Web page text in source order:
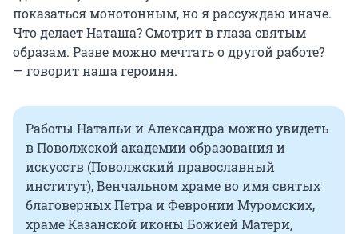
показаться монотонным, но я рассуждаю иначе.
Что делает Наташа? Смотрит в глаза святым
образам. Разве можно мечтать о другой работе?
— говорит наша героиня.
Работы Натальи и Александра можно увидеть
в Поволжской академии образования и
искусств (Поволжский православный
институт), Венчальном храме во имя святых
благоверных Петра и Февронии Муромских,
храме Казанской иконы Божией Матери,